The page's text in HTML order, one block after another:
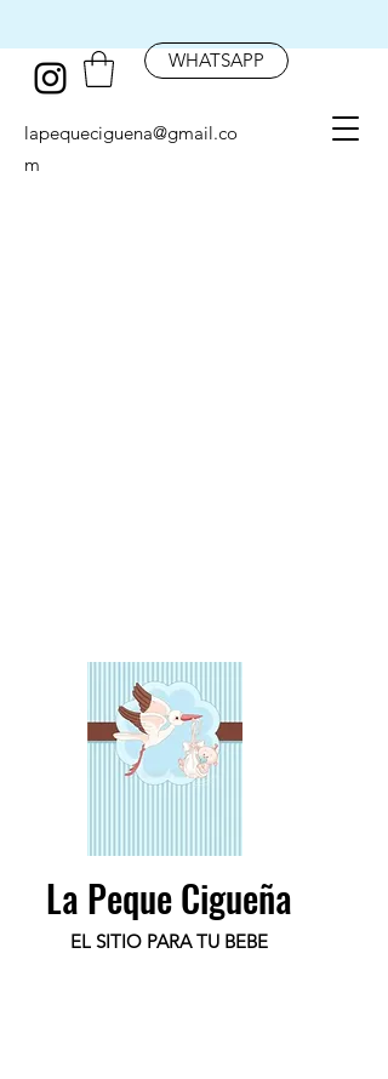
WHATSAPP
lapequeciguena@gmail.co
m
La Peque Cigueña
EL SITIO PARA TU BEBE